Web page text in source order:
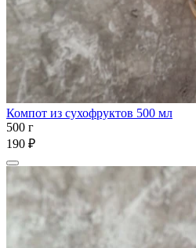
Компот из сухофруктов 500 мл
500 г
190 ₽